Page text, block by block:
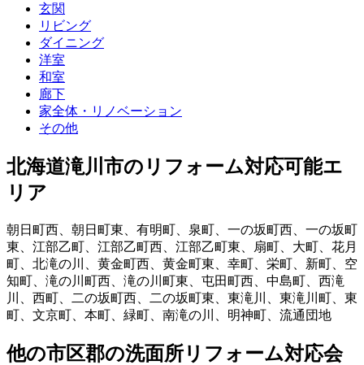
玄関
リビング
ダイニング
洋室
和室
廊下
家全体・リノベーション
その他
北海道滝川市のリフォーム対応可能エ
リア
朝日町西 朝日町東 有明町 泉町 一の坂町西
一の坂町
東
江部乙町 江部乙町西 江部乙町東 扇町 大町
花月
町
北滝の川 黄金町西 黄金町東 幸町 栄町 新町
空
知町
滝の川町西 滝の川町東 屯田町西 中島町
西滝
川
西町 二の坂町西 二の坂町東 東滝川 東滝川町
東
町
文京町 本町 緑町 南滝の川 明神町 流通団地
他の市区郡の洗面所リフォーム対応会